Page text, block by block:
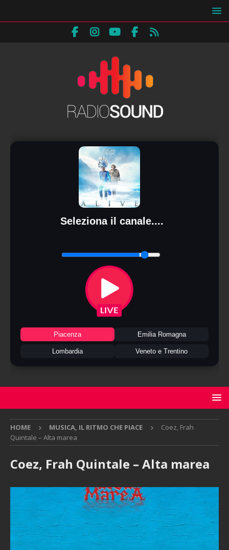
Seleziona il canale....
Piacenza Emilia Romagna
Lombardia Veneto e Trentino
HOME MUSICA, IL RITMO CHE PIACE
Coez, Frah
Quintale – Alta marea
Coez, Frah Quintale – Alta marea